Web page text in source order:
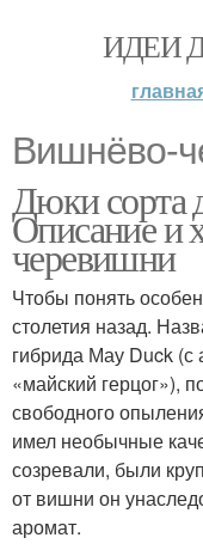
ИДЕИ
Вишнёво-
Дюки сорта
Описание и
черевишни
Чтобы понять
столетия назад.
гибрида Мау Duck (с
«майский герцог»),
свободного
имел необычные
созревали, были
от вишни он
аромат.